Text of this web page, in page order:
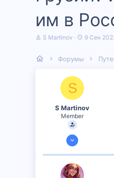
им в
А
о
S Martinov
Д
а
9 Сен
Форумы
S
S Martinov
Member
6 Сен 2023